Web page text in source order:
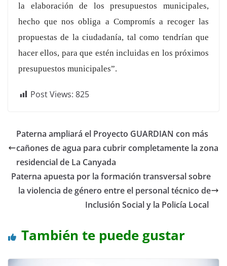
la elaboración de los presupuestos municipales,
hecho que nos obliga a Compromís a recoger las
propuestas de la ciudadanía, tal como tendrían que
hacer ellos, para que estén incluidas en los próximos
presupuestos municipales”.
Post Views: 825
Paterna ampliará el Proyecto GUARDIAN con más
cañones de agua para cubrir completamente la zona
residencial de La Canyada
Paterna apuesta por la formación transversal sobre
la violencia de género entre el personal técnico de
Inclusión Social y la Policía Local
También te puede gustar